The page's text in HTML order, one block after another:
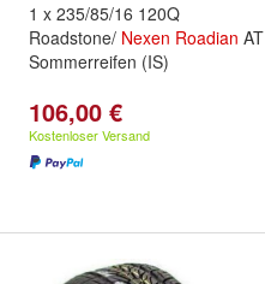
1 x 235/85/16 120Q
Roadstone/ Nexen Roadian AT
Sommerreifen (IS)
106,00 €
Kostenloser Versand